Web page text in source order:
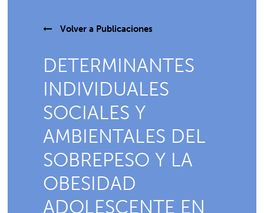
Volver a Publicaciones
DETERMINANTES
INDIVIDUALES
SOCIALES Y
AMBIENTALES DEL
SOBREPESO Y LA
OBESIDAD
ADOLESCENTE EN